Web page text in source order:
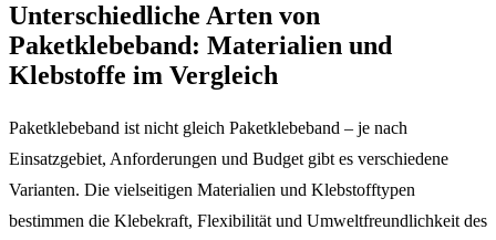
Unterschiedliche Arten von
Paketklebeband: Materialien und
Klebstoffe im Vergleich
Paketklebeband ist nicht gleich Paketklebeband – je nach
Einsatzgebiet, Anforderungen und Budget gibt es verschiedene
Varianten. Die vielseitigen Materialien und Klebstofftypen
bestimmen die Klebekraft, Flexibilität und Umweltfreundlichkeit des